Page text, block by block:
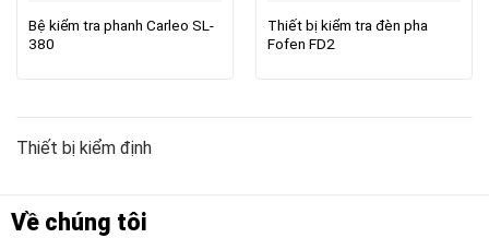
Bệ kiểm tra phanh Carleo SL-
380
Thiết bị kiểm tra đèn pha
Fofen FD2
Thiết bị kiểm định
Về chúng tôi